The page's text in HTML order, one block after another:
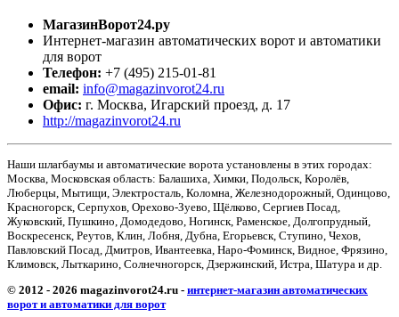
МагазинВорот24.ру
Интернет-магазин автоматических ворот и автоматики
для ворот
Телефон: +7 (495) 215-01-81
email: info@magazinvorot24.ru
Офис: г. Москва, Игарский проезд, д. 17
http://magazinvorot24.ru
Наши шлагбаумы и автоматические ворота установлены в этих городах:
Москва, Московская область: Балашиха, Химки, Подольск, Королёв,
Люберцы, Мытищи, Электросталь, Коломна, Железнодорожный, Одинцово,
Красногорск, Серпухов, Орехово-Зуево, Щёлково, Сергиев Посад,
Жуковский, Пушкино, Домодедово, Ногинск, Раменское, Долгопрудный,
Воскресенск, Реутов, Клин, Лобня, Дубна, Егорьевск, Ступино, Чехов,
Павловский Посад, Дмитров, Ивантеевка, Наро-Фоминск, Видное, Фрязино,
Климовск, Лыткарино, Солнечногорск, Дзержинский, Истра, Шатура и др.
© 2012 - 2026 magazinvorot24.ru - интернет-магазин автоматических
ворот и автоматики для ворот